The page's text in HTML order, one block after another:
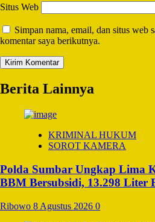
Situs Web
Simpan nama, email, dan situs web
komentar saya berikutnya.
Berita Lainnya
KRIMINAL HUKUM
SOROT KAMERA
Polda Sumbar Ungkap Lima
BBM Bersubsidi, 13.298 Liter
Ribowo 8 Agustus 2026 0